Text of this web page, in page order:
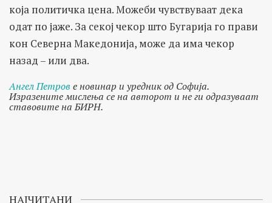
која политичка цена. Можеби чувствуваат дека
одат по јаже. За секој чекор што Бугарија го прави
кон Северна Македонија, може да има чекор
назад – или два.
Ангел Петров е новинар и уредник од Софија.
Изразените мислења се на авторот и не ги одразуваат
ставовите на БИРН.
НАЈЧИТАНИ